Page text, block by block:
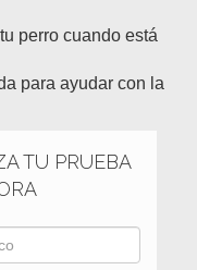
perro cuando está
para ayudar con la
TU PRUEBA